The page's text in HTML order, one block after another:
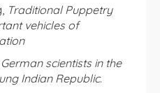
Traditional Puppetry
vehicles of
German scientists in the
Indian Republic.